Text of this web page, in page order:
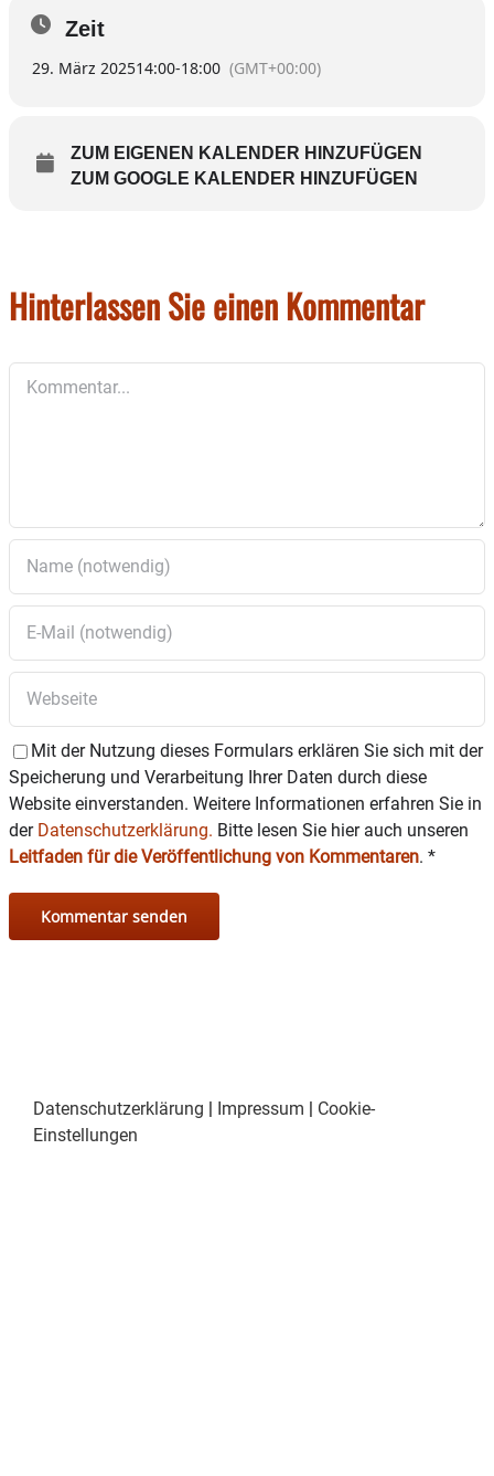
Zeit
29. März 202514:00-18:00 (GMT+00:00)
ZUM EIGENEN KALENDER HINZUFÜGEN
ZUM GOOGLE KALENDER HINZUFÜGEN
Hinterlassen Sie einen Kommentar
Mit der Nutzung dieses Formulars erklären Sie sich mit der
Speicherung und Verarbeitung Ihrer Daten durch diese
Website einverstanden. Weitere Informationen erfahren Sie in
der Datenschutzerklärung. Bitte lesen Sie hier auch unseren
Leitfaden für die Veröffentlichung von Kommentaren. *
Datenschutzerklärung | Impressum | Cookie-
Einstellungen